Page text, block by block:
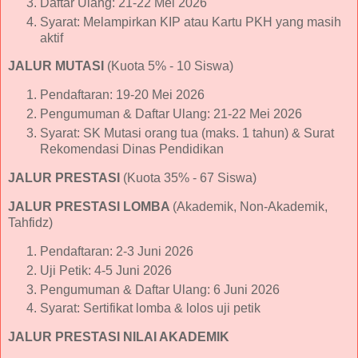
Syarat: Melampirkan KIP atau Kartu PKH yang masih
aktif
JALUR MUTASI (Kuota 5% - 10 Siswa)
Pendaftaran: 19-20 Mei 2026
Pengumuman & Daftar Ulang: 21-22 Mei 2026
Syarat: SK Mutasi orang tua (maks. 1 tahun) & Surat
Rekomendasi Dinas Pendidikan
JALUR PRESTASI (Kuota 35% - 67 Siswa)
JALUR PRESTASI LOMBA (Akademik, Non-Akademik,
Tahfidz)
Pendaftaran: 2-3 Juni 2026
Uji Petik: 4-5 Juni 2026
Pengumuman & Daftar Ulang: 6 Juni 2026
Syarat: Sertifikat lomba & lolos uji petik
JALUR PRESTASI NILAI AKADEMIK